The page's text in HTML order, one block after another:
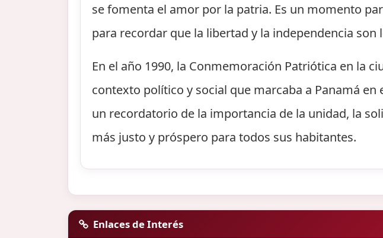
se fomenta el amor por la patria. Es un momento
para recordar que la libertad y la independencia
En el año 1990, la Conmemoración Patriótica en la
contexto político y social que marcaba a Panamá
un recordatorio de la importancia de la unidad, la
más justo y próspero para todos sus habitantes.
Enlaces de Interés